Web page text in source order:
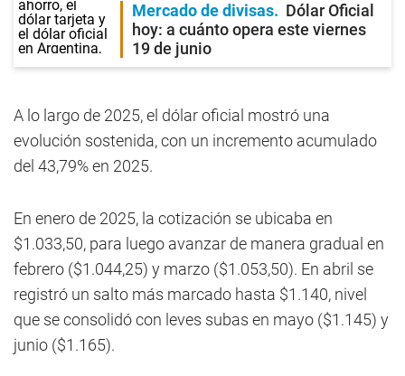
Mercado de divisas
Dólar Oficial
hoy: a cuánto opera este viernes
19 de junio
A lo largo de 2025, el dólar oficial mostró una
evolución sostenida, con un incremento acumulado
del 43,79% en 2025.
En enero de 2025, la cotización se ubicaba en
$1.033,50, para luego avanzar de manera gradual en
febrero ($1.044,25) y marzo ($1.053,50). En abril se
registró un salto más marcado hasta $1.140, nivel
que se consolidó con leves subas en mayo ($1.145) y
junio ($1.165).